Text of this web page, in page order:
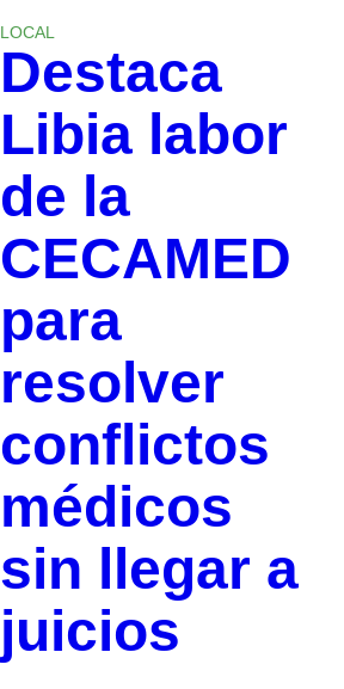
LOCAL
Destaca
Libia labor
de la
CECAMED
para
resolver
conflictos
médicos
sin llegar a
juicios